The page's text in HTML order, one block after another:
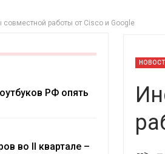
совместной работы от Cisco и Google
РФ опять
во II квартале –